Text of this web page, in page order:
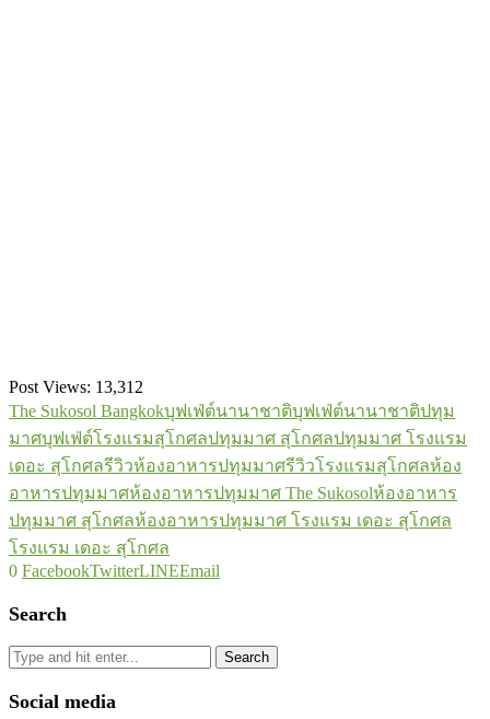
Post Views: 13,312
The Sukosol Bangkokบุฟเฟ่ต์นานาชาติบุฟเฟ่ต์นานาชาติปทุม
มาศบุฟเฟ่ต์โรงแรมสุโกศลปทุมมาศ สุโกศลปทุมมาศ โรงแรม
เดอะ สุโกศลรีวิวห้องอาหารปทุมมาศรีวิวโรงแรมสุโกศลห้อง
อาหารปทุมมาศห้องอาหารปทุมมาศ The Sukosolห้องอาหาร
ปทุมมาศ สุโกศลห้องอาหารปทุมมาศ โรงแรม เดอะ สุโกศล
โรงแรม เดอะ สุโกศล
0 FacebookTwitterLINEEmail
Search
Search
Social media